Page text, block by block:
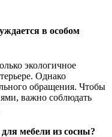
в особом
экологичное
Однако
обращения. Чтобы
важно соблюдать
мебели из сосны?